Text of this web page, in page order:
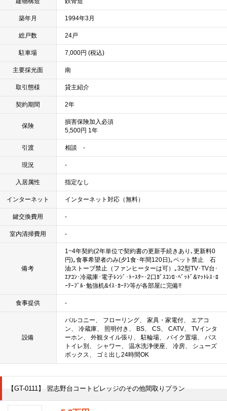
築年月 1994年3月
総戸数 24戸
駐車場 7,000円 (税込)
主要採光面 南
取引態様 貸主紹介
契約期間 2年
保険
損害保険加入必須
5,500円 1年
引渡 相談 -
現況 -
入居属性 指定なし
インターネット インターネット対応（無料）
鍵交換費用 -
室内清掃費用 -
備考
1~4年契約(2年単位で契約書の更新手続きあり､更新料0
円)｡食事希望者のみ(夕1食･年間120日)｡ペット禁止 石
油ストーブ禁止（ファンヒーターは可）｡32型TV･TV台･
ｴｱｺﾝ･冷蔵庫･電子ﾚﾝｼﾞ･ﾄｰｽﾀｰ･2口ｶﾞｽｺﾝﾛ･ﾍﾞｯﾄﾞ&ﾏｯﾄﾚｽ･ﾛ
ｰﾃｰﾌﾞﾙ･勉強机&ｲｽ･ｶｰﾃﾝ等が各部屋に完備!!
食事提供 -
設備
バルコニー、 フローリング、 家具・家電付、 エアコ
ン、 冷蔵庫、 照明付き、 BS、 CS、 CATV、 TVインタ
ーホン、 外観タイル張り、 駐輪場、 バイク置場、 バス
トイレ別、 シャワー、 温水洗浄便座、 冷房、 シューズ
ボックス、 ゴミ出し24時間OK
【GT-0111】 習志野台コートビレッジのその他間取りプラン